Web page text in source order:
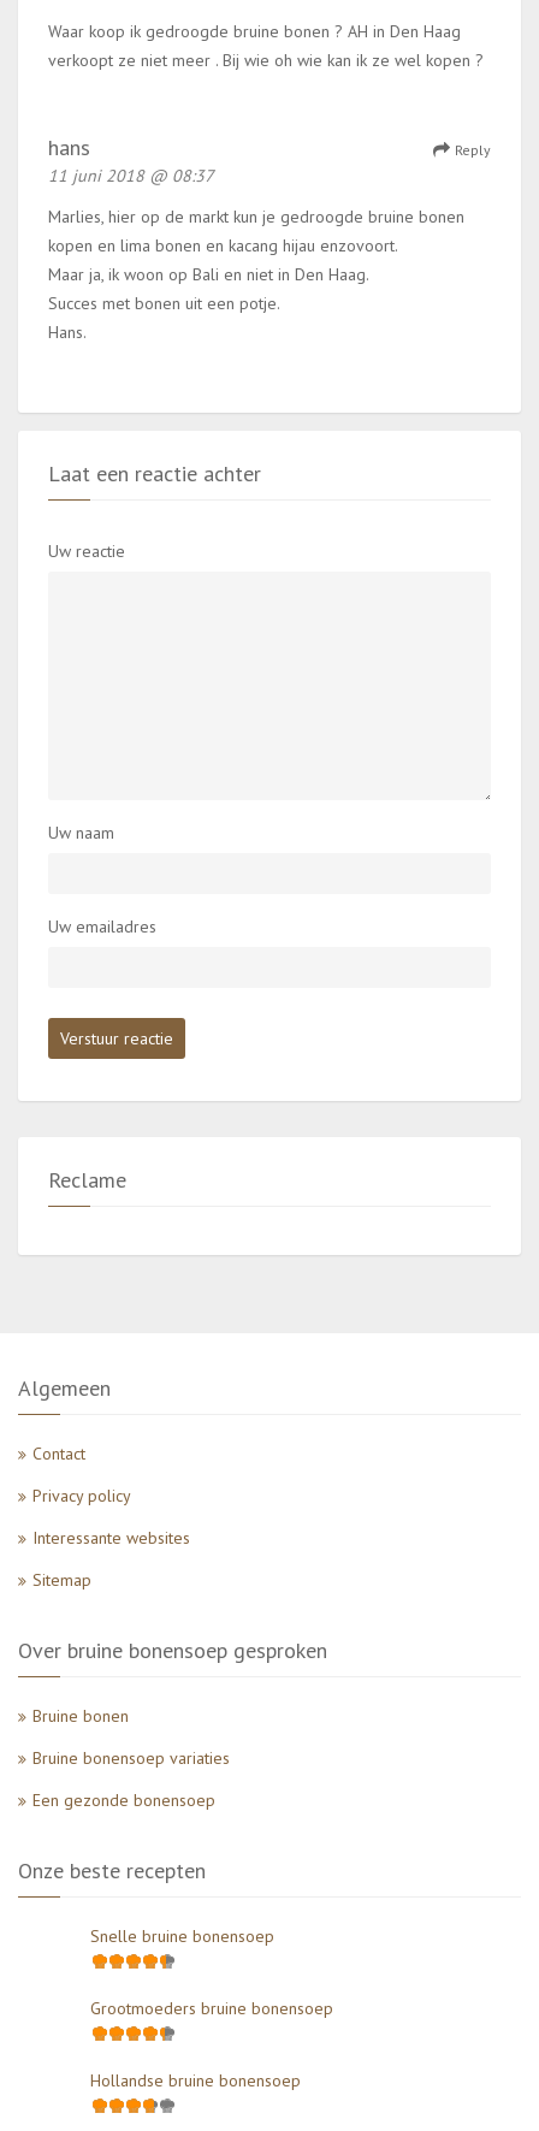
Waar koop ik gedroogde bruine bonen ? AH in Den Haag
verkoopt ze niet meer . Bij wie oh wie kan ik ze wel kopen ?
hans
11 juni 2018 @ 08:37
Reply
Marlies, hier op de markt kun je gedroogde bruine bonen
kopen en lima bonen en kacang hijau enzovoort.
Maar ja, ik woon op Bali en niet in Den Haag.
Succes met bonen uit een potje.
Hans.
Laat een reactie achter
Uw reactie
Uw naam
Uw emailadres
Reclame
Algemeen
Contact
Privacy policy
Interessante websites
Sitemap
Over bruine bonensoep gesproken
Bruine bonen
Bruine bonensoep variaties
Een gezonde bonensoep
Onze beste recepten
Snelle bruine bonensoep
Grootmoeders bruine bonensoep
Hollandse bruine bonensoep